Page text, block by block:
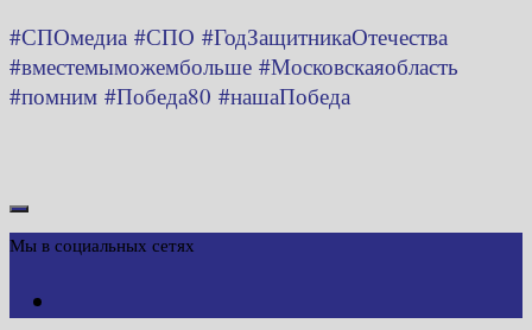
#СПОмедиа #СПО #ГодЗащитникаОтечества
#вместемыможембольше #Московскаяобласть
#помним #Победа80 #нашаПобеда
Мы в социальных сетях